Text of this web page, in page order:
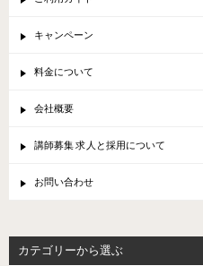
キャンペーン
料金について
会社概要
講師募集 求人と採用について
お問い合わせ
カテゴリーから選ぶ